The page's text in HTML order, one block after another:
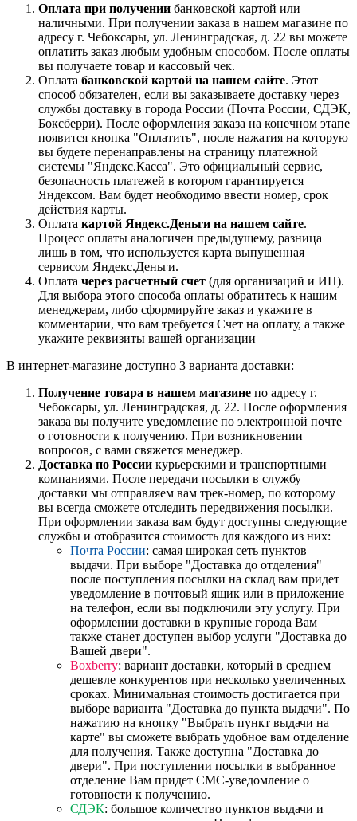
Оплата при получении банковской картой или
наличными. При получении заказа в нашем магазине по
адресу г. Чебоксары, ул. Ленинградская, д. 22 вы можете
оплатить заказ любым удобным способом. После оплаты
вы получаете товар и кассовый чек.
Оплата банковской картой на нашем сайте. Этот
способ обязателен, если вы заказываете доставку через
службы доставку в города России (Почта России, СДЭК,
Боксберри). После оформления заказа на конечном этапе
появится кнопка "Оплатить", после нажатия на которую
вы будете перенаправлены на страницу платежной
системы "Яндекс.Касса". Это официальный сервис,
безопасность платежей в котором гарантируется
Яндексом. Вам будет необходимо ввести номер, срок
действия карты.
Оплата картой Яндекс.Деньги на нашем сайте.
Процесс оплаты аналогичен предыдущему, разница
лишь в том, что используется карта выпущенная
сервисом Яндекс.Деньги.
Оплата через расчетный счет (для организаций и ИП).
Для выбора этого способа оплаты обратитесь к нашим
менеджерам, либо сформируйте заказ и укажите в
комментарии, что вам требуется Счет на оплату, а также
укажите реквизиты вашей организации
В интернет-магазине доступно 3 варианта доставки:
Получение товара в нашем магазине по адресу г.
Чебоксары, ул. Ленинградская, д. 22. После оформления
заказа вы получите уведомление по электронной почте
о готовности к получению. При возникновении
вопросов, с вами свяжется менеджер.
Доставка по России курьерскими и транспортными
компаниями. После передачи посылки в службу
доставки мы отправляем вам трек-номер, по которому
вы всегда сможете отследить передвижения посылки.
При оформлении заказа вам будут доступны следующие
службы и отобразится стоимость для каждого из них:
Почта России: самая широкая сеть пунктов
выдачи. При выборе "Доставка до отделения"
после поступления посылки на склад вам придет
уведомление в почтовый ящик или в приложение
на телефон, если вы подключили эту услугу. При
оформлении доставки в крупные города Вам
также станет доступен выбор услуги "Доставка до
Вашей двери".
Boxberry: вариант доставки, который в среднем
дешевле конкурентов при несколько увеличенных
сроках. Минимальная стоимость достигается при
выборе варианта "Доставка до пункта выдачи". По
нажатию на кнопку "Выбрать пункт выдачи на
карте" вы сможете выбрать удобное вам отделение
для получения. Также доступна "Доставка до
двери". При поступлении посылки в выбранное
отделение Вам придет СМС-уведомление о
готовности к получению.
СДЭК: большое количество пунктов выдачи и